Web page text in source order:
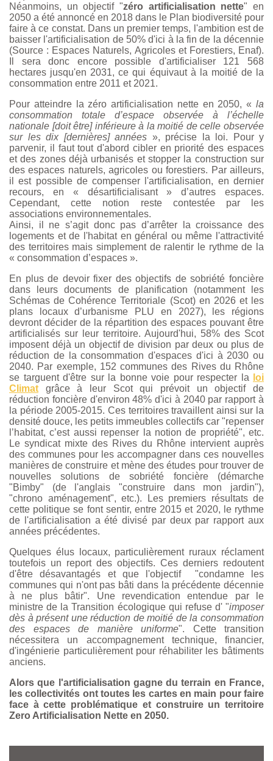
Néanmoins, un objectif "zéro artificialisation nette" en
2050 a été annoncé en 2018 dans le Plan biodiversité pour
faire à ce constat. Dans un premier temps, l'ambition est de
baisser l'artificialisation de 50% d'ici à la fin de la décennie
(Source : Espaces Naturels, Agricoles et Forestiers, Enaf).
Il sera donc encore possible d'artificialiser 121 568
hectares jusqu'en 2031, ce qui équivaut à la moitié de la
consommation entre 2011 et 2021.
Pour atteindre la zéro artificialisation nette en 2050, « la
consommation totale d’espace observée à l’échelle
nationale [doit être] inférieure à la moitié de celle observée
sur les dix [dernières] années », précise la loi. Pour y
parvenir, il faut tout d'abord cibler en priorité des espaces
et des zones déjà urbanisés et stopper la construction sur
des espaces naturels, agricoles ou forestiers. Par ailleurs,
il est possible de compenser l'artificialisation, en dernier
recours, en « désartificialisant » d’autres espaces.
Cependant, cette notion reste contestée par les
associations environnementales.
Ainsi, il ne s’agit donc pas d’arrêter la croissance des
logements et de l'habitat en général ou même l'attractivité
des territoires mais simplement de ralentir le rythme de la
« consommation d’espaces ».
En plus de devoir fixer des objectifs de sobriété foncière
dans leurs documents de planification (notamment les
Schémas de Cohérence Territoriale (Scot) en 2026 et les
plans locaux d’urbanisme PLU en 2027), les régions
devront décider de la répartition des espaces pouvant être
artificialisés sur leur territoire. Aujourd'hui, 58% des Scot
imposent déjà un objectif de division par deux ou plus de
réduction de la consommation d'espaces d'ici à 2030 ou
2040. Par exemple, 152 communes des Rives du Rhône
se targuent d'être sur la bonne voie pour respecter la
loi
Climat grâce à leur Scot qui prévoit un objectif de
réduction foncière d'environ 48% d'ici à 2040 par rapport à
la période 2005-2015. Ces territoires travaillent ainsi sur la
densité douce, les petits immeubles collectifs car "repenser
l’habitat, c’est aussi repenser la notion de propriété", etc.
Le syndicat mixte des Rives du Rhône intervient auprès
des communes pour les accompagner dans ces nouvelles
manières de construire et mène des études pour trouver de
nouvelles solutions de sobriété foncière (démarche
"Bimby" (de l'anglais "construire dans mon jardin"),
"chrono aménagement", etc.). Les premiers résultats de
cette politique se font sentir, entre 2015 et 2020, le rythme
de l'artificialisation a été divisé par deux par rapport aux
années précédentes.
Quelques élus locaux, particulièrement ruraux réclament
toutefois un report des objectifs. Ces derniers redoutent
d'être désavantagés et que l'objectif "condamne les
communes qui n'ont pas bâti dans la précédente décennie
à ne plus bâtir". Une revendication entendue par le
ministre de la Transition écologique qui refuse d' "imposer
dès à présent une réduction de moitié de la consommation
des espaces de manière uniforme". Cette transition
nécessitera un accompagnement technique, financier,
d'ingénierie particulièrement pour réhabiliter les bâtiments
anciens.
Alors que l'artificialisation gagne du terrain en France,
les collectivités ont toutes les cartes en main pour faire
face à cette problématique et construire un territoire
Zero Artificialisation Nette en 2050.